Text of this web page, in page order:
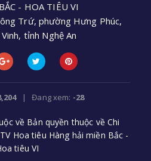
- HOA TIÊU VI
Trứ, phường Hưng Phúc,
tỉnh Nghệ An
3552 305 - Email:
| Đang xem: -28
về Bản quyền thuộc về Chi
Hoa tiêu Hàng hải miền Bắc -
tiêu VI